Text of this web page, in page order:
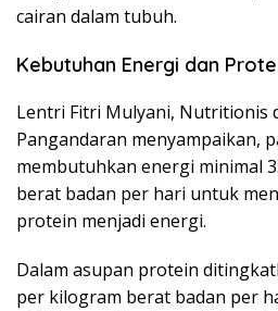
cairan dalam tubuh.
Kebutuhan Energi dan
Lentri Fitri Mulyani, Nutritionis
Pangandaran menyampaikan,
membutuhkan energi minimal
berat badan per hari untuk
protein menjadi energi.
Dalam asupan protein
per kilogram berat badan per